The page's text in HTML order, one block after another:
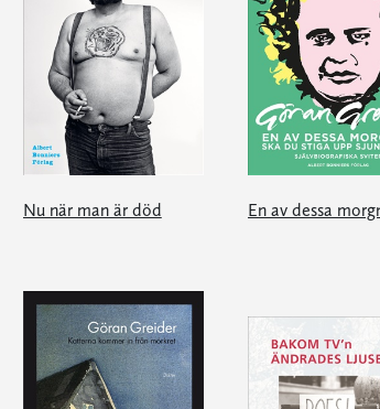
Nu när man är död